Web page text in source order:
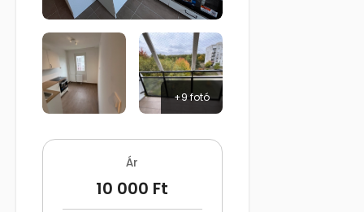
+9 fotó
Ár
10 000 Ft